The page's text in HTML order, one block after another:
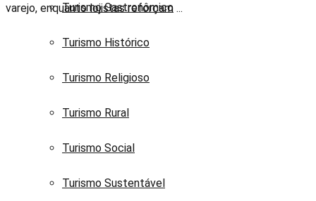
Turismo Gastronômico
Turismo Histórico
Turismo Religioso
Turismo Rural
Turismo Social
Turismo Sustentável
varejo, enquanto lojistas reforçam ...